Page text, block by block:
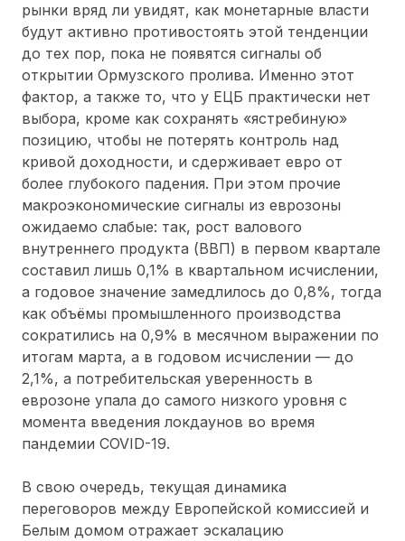
рынки вряд ли увидят, как монетарные власти
будут активно противостоять этой тенденции
до тех пор, пока не появятся сигналы об
открытии Ормузского пролива. Именно этот
фактор, а также то, что у ЕЦБ практически нет
выбора, кроме как сохранять «ястребиную»
позицию, чтобы не потерять контроль над
кривой доходности, и сдерживает евро от
более глубокого падения. При этом прочие
макроэкономические сигналы из еврозоны
ожидаемо слабые: так, рост валового
внутреннего продукта (ВВП) в первом квартале
составил лишь 0,1% в квартальном исчислении,
а годовое значение замедлилось до 0,8%, тогда
как объёмы промышленного производства
сократились на 0,9% в месячном выражении по
итогам марта, а в годовом исчислении — до
2,1%, а потребительская уверенность в
еврозоне упала до самого низкого уровня с
момента введения локдаунов во время
пандемии COVID-19.
В свою очередь, текущая динамика
переговоров между Европейской комиссией и
Белым домом отражает эскалацию